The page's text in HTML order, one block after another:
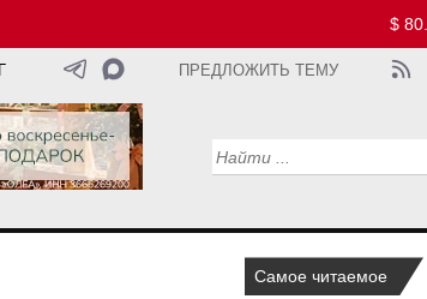
$
ПРЕДЛОЖИТЬ ТЕМУ
Самое читаемое